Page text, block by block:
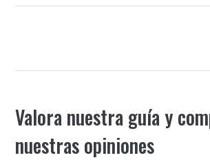
Valora nuestra guía y
nuestras opiniones